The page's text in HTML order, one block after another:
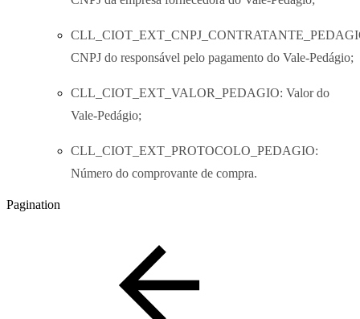
CNPJ do responsável pelo pagamento do Vale-Pedágio;
CLL_CIOT_EXT_VALOR_PEDAGIO: Valor do
Vale-Pedágio;
CLL_CIOT_EXT_PROTOCOLO_PEDAGIO:
Número do comprovante de compra.
Pagination